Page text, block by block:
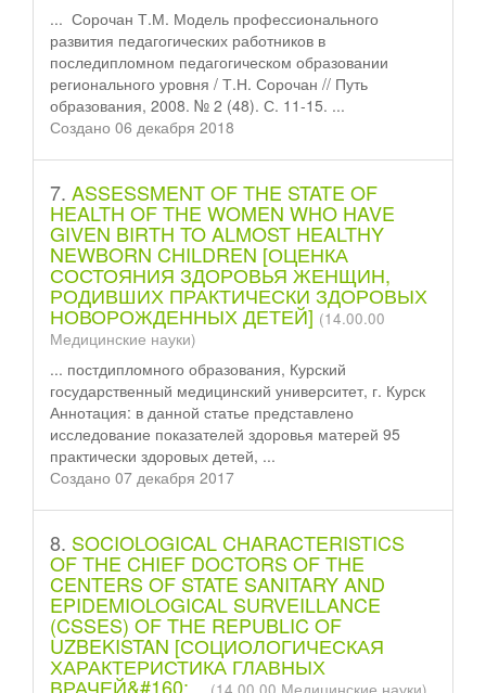
... Сорочан Т.М. Модель профессионального
развития педагогических работников в
последипломном педагогическом образовании
регионального уровня / Т.Н. Сорочан // Путь
образования, 2008. № 2 (48). С. 11-15. ...
Создано 06 декабря 2018
7. ASSESSMENT OF THE STATE OF
HEALTH OF THE WOMEN WHO HAVE
GIVEN BIRTH TO ALMOST HEALTHY
NEWBORN CHILDREN [ОЦЕНКА
СОСТОЯНИЯ ЗДОРОВЬЯ ЖЕНЩИН,
РОДИВШИХ ПРАКТИЧЕСКИ ЗДОРОВЫХ
НОВОРОЖДЕННЫХ ДЕТЕЙ] (14.00.00
Медицинские науки)
... постдипломного образования, Курский
государственный медицинский университет, г. Курск
Аннотация: в данной статье представлено
исследование показателей здоровья матерей 95
практически здоровых детей, ...
Создано 07 декабря 2017
8. SOCIOLOGICAL CHARACTERISTICS
OF THE CHIEF DOCTORS OF THE
CENTERS OF STATE SANITARY AND
EPIDEMIOLOGICAL SURVEILLANCE
(CSSES) OF THE REPUBLIC OF
UZBEKISTAN [СОЦИОЛОГИЧЕСКАЯ
ХАРАКТЕРИСТИКА ГЛАВНЫХ
ВРАЧЕЙ&#160;...